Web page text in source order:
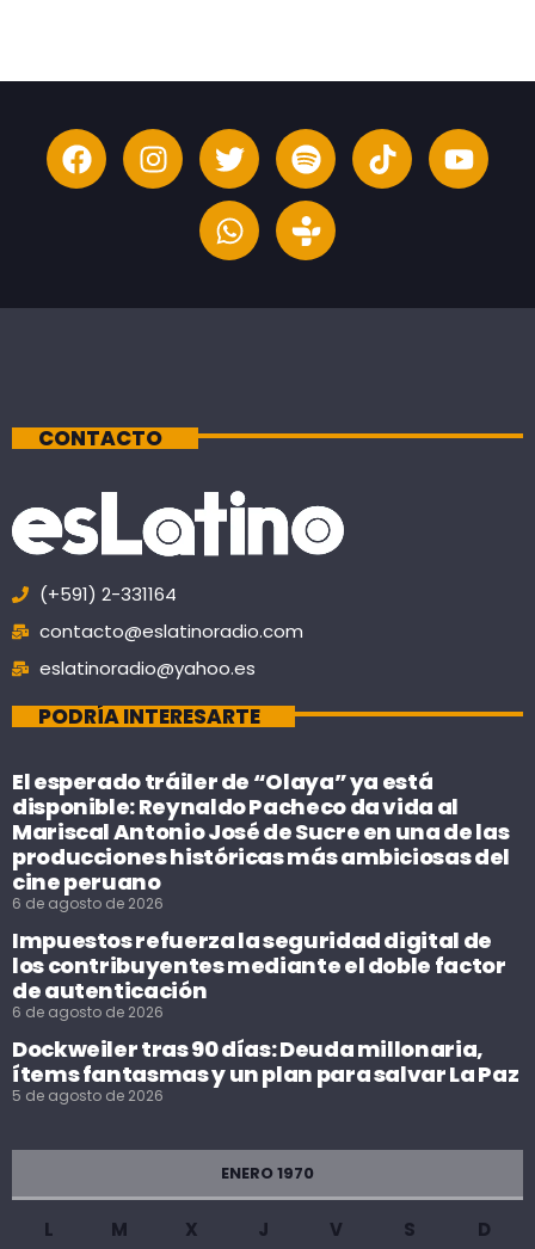
CONTACTO
(+591) 2-331164
contacto@eslatinoradio.com
eslatinoradio@yahoo.es
PODRÍA INTERESARTE
El esperado tráiler de “Olaya” ya está
disponible: Reynaldo Pacheco da vida al
Mariscal Antonio José de Sucre en una de las
producciones históricas más ambiciosas del
cine peruano
6 de agosto de 2026
Impuestos refuerza la seguridad digital de
los contribuyentes mediante el doble factor
de autenticación
6 de agosto de 2026
Dockweiler tras 90 días: Deuda millonaria,
ítems fantasmas y un plan para salvar La Paz
5 de agosto de 2026
ENERO 1970
L M X J V S
D